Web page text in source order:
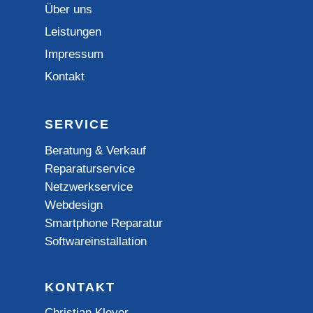
Über uns
Leistungen
Impressum
Kontakt
SERVICE
Beratung & Verkauf
Reparaturservice
Netzwerkservice
Webdesign
Smartphone Reparatur
Softwareinstallation
KONTAKT